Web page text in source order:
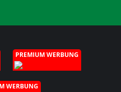
PREMIUM WERBUNG
WERBUNG